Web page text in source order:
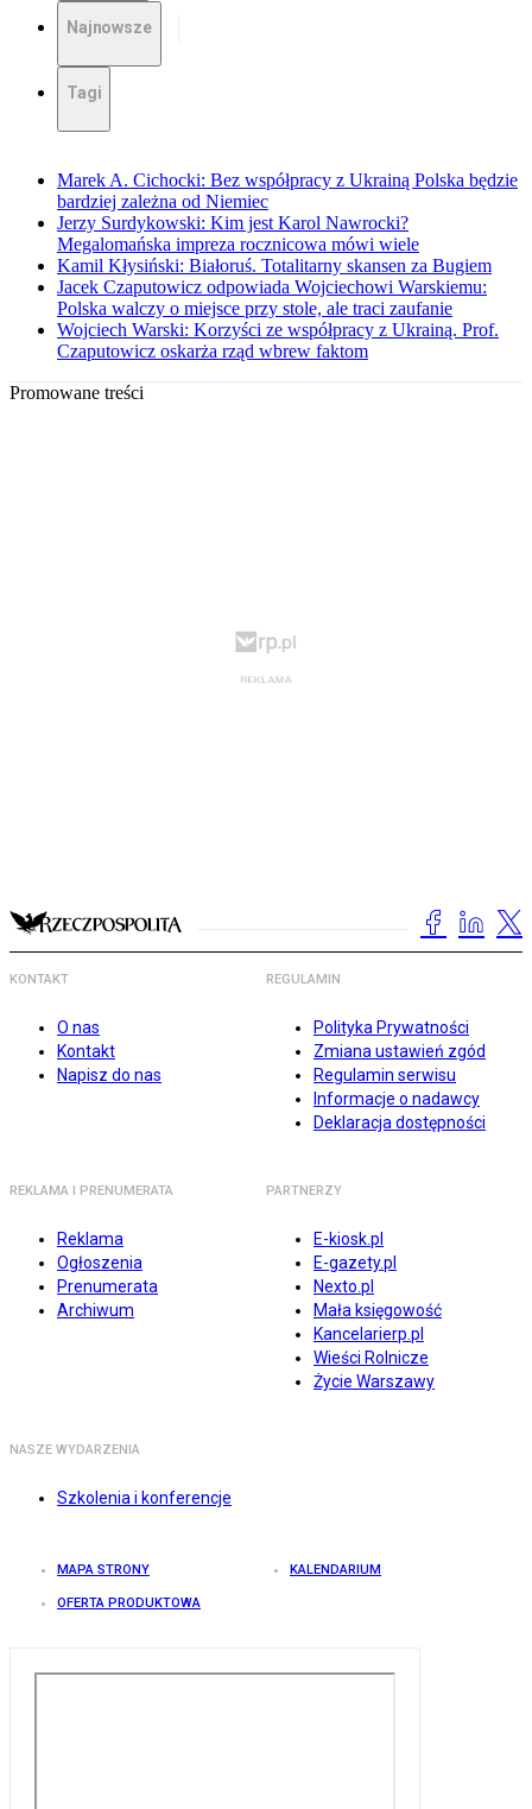
Najnowsze
Tagi
Marek A. Cichocki: Bez współpracy z Ukrainą Polska będzie
bardziej zależna od Niemiec
Jerzy Surdykowski: Kim jest Karol Nawrocki?
Megalomańska impreza rocznicowa mówi wiele
Kamil Kłysiński: Białoruś. Totalitarny skansen za Bugiem
Jacek Czaputowicz odpowiada Wojciechowi Warskiemu:
Polska walczy o miejsce przy stole, ale traci zaufanie
Wojciech Warski: Korzyści ze współpracy z Ukrainą. Prof.
Czaputowicz oskarża rząd wbrew faktom
Promowane treści
KONTAKT
O nas
Kontakt
Napisz do nas
REGULAMIN
Polityka Prywatności
Zmiana ustawień zgód
Regulamin serwisu
Informacje o nadawcy
Deklaracja dostępności
REKLAMA I PRENUMERATA
Reklama
Ogłoszenia
Prenumerata
Archiwum
PARTNERZY
E-kiosk.pl
E-gazety.pl
Nexto.pl
Mała księgowość
Kancelarierp.pl
Wieści Rolnicze
Życie Warszawy
NASZE WYDARZENIA
Szkolenia i konferencje
MAPA STRONY KALENDARIUM
OFERTA PRODUKTOWA